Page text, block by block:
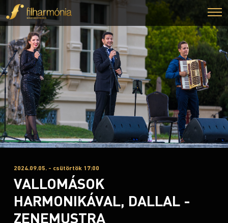
2024.09.05. - csütörtök 17:00
VALLOMÁSOK
HARMONIKÁVAL, DALLAL -
ZENEMUSTRA